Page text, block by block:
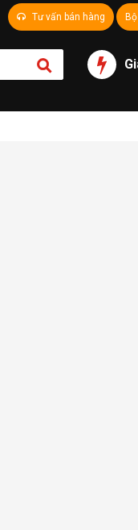
Tư vấn bán hàng